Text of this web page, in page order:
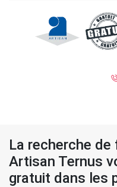
La recherche
Artisan Ternus
gratuit dans les